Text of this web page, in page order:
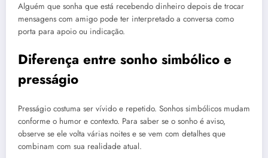
Alguém que sonha que está recebendo dinheiro depois de trocar
mensagens com amigo pode ter interpretado a conversa como
porta para apoio ou indicação.
Diferença entre sonho simbólico e
presságio
Presságio costuma ser vívido e repetido. Sonhos simbólicos mudam
conforme o humor e contexto. Para saber se o sonho é aviso,
observe se ele volta várias noites e se vem com detalhes que
combinam com sua realidade atual.